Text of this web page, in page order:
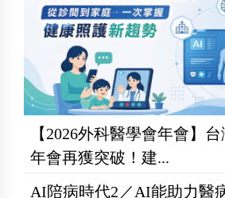
【2026外科醫學會年會】
年會再獲突破！建...
AI陪病時代2／AI能助力醫